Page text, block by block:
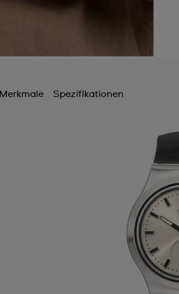
Merkmale Spezifikationen